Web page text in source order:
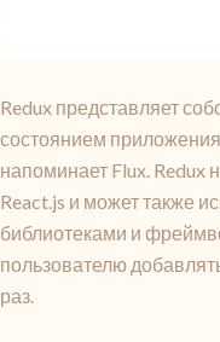
Redux представляет
состоянием
напоминает Flux. Redux
React.js и может также
библиотеками и
пользователю
раз.